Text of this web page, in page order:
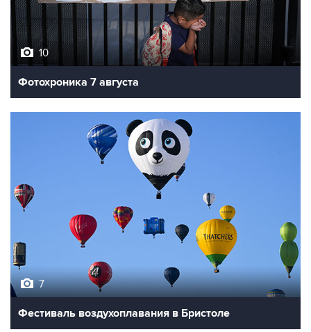
10
Фотохроника 7 августа
Фестиваль воздухоплавания в Бристоле